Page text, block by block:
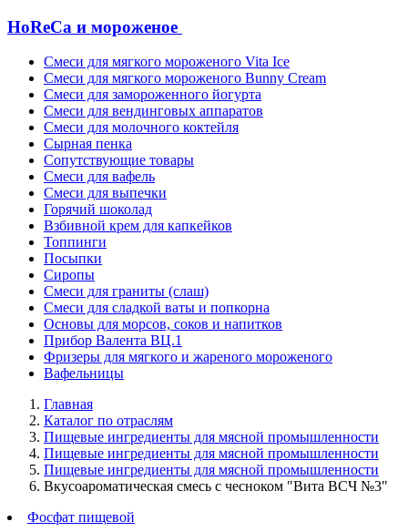
HoReCa и мороженое
Смеси для мягкого мороженого Vita Ice
Смеси для мягкого мороженого Bunny Cream
Смеси для замороженного йогурта
Смеси для вендинговых аппаратов
Смеси для молочного коктейля
Сырная пенка
Сопутствующие товары
Смеси для вафель
Смеси для выпечки
Горячий шоколад
Взбивной крем для капкейков
Топпинги
Посыпки
Сиропы
Смеси для граниты (слаш)
Смеси для сладкой ваты и попкорна
Основы для морсов, соков и напитков
Прибор Валента ВЦ.1
Фризеры для мягкого и жареного мороженого
Вафельницы
Главная
Каталог по отраслям
Пищевые ингредиенты для мясной промышленности
Пищевые ингредиенты для мясной промышленности
Пищевые ингредиенты для мясной промышленности
Вкусоароматическая смесь с чесноком "Вита ВСЧ №3"
Фосфат пищевой